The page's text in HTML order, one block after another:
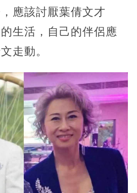
應該討厭葉倩文才
生活，自己的伴侶應
走動。